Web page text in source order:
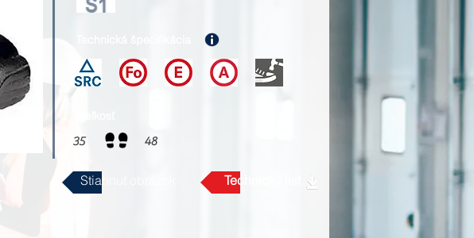
35
48
Stiahnuť obrázok Technický list